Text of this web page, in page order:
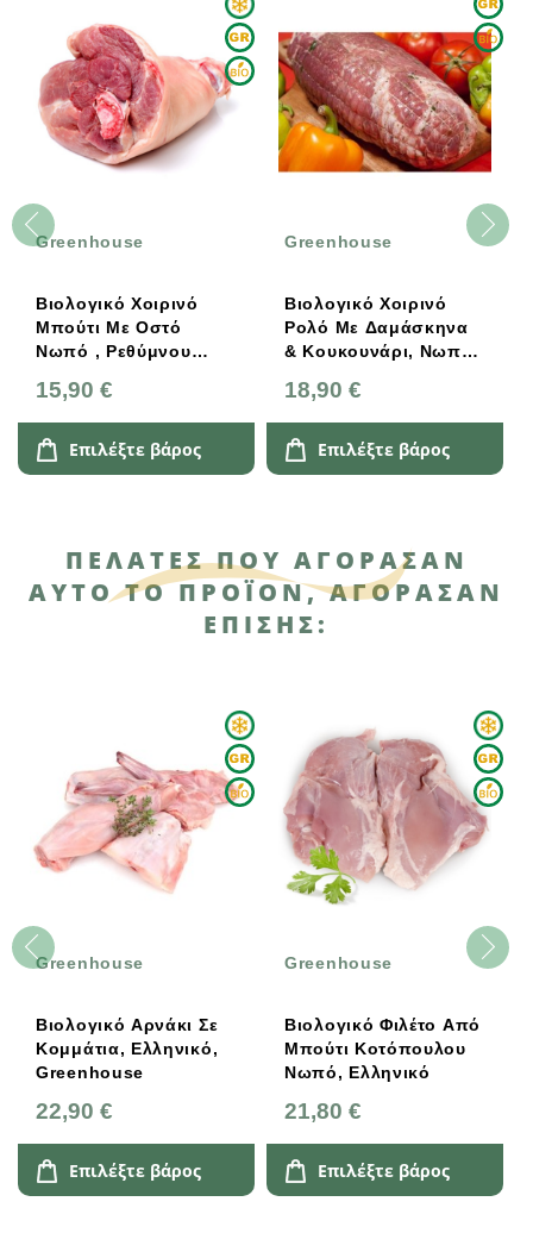
Χοιρινό
Με Οστό
, Ρεθύμνου
€
Επιλέξτε βάρος
Greenhouse
Βιολογικό Χοιρινό
Ρολό Με Δαμάσκηνα
& Κουκουνάρι, Νωπό,
18,90 €
Επιλέξτε βάρος
ΠΕΛΆΤΕΣ ΠΟΥ ΑΓΌΡΑΣΑΝ
ΑΥΤΌ ΤΟ ΠΡΟΪΌΝ, ΑΓΌΡΑΣΑΝ
ΕΠΊΣΗΣ:
Greenhouse
Βιολογικό Αρνάκι Σε
Κομμάτια, Ελληνικό,
Greenhouse
22,90 €
Επιλέξτε βάρος
Greenhouse
Βιολογικό Φιλέτο Από
Μπούτι Κοτόπουλου
Νωπό, Ελληνικό
21,80 €
Επιλέξτε βάρος